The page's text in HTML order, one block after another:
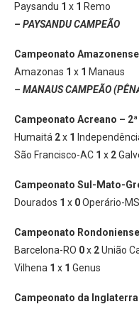
Paysandu 1 x 1 Remo
– PAYSANDU CAMPEÃO
Campeonato Amazonense
Amazonas 1 x 1 Manaus
– MANAUS CAMPEÃO
Campeonato Acreano –
Humaitá 2x 1
São Francisco-AC 1 x 2
Campeonato Sul-Mato-
Dourados 1 x 0Operário-MS
Campeonato
Barcelona-RO 0x 2União
Vilhena 1 x 1 Genus
Campeonato da Inglaterra